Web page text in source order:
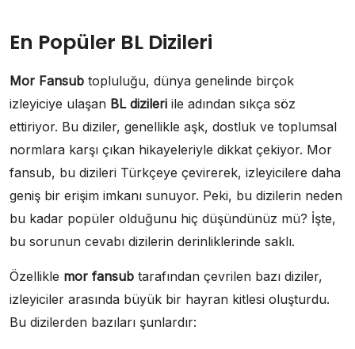
En Popüler BL Dizileri
Mor Fansub topluluğu, dünya genelinde birçok
izleyiciye ulaşan BL dizileri ile adından sıkça söz
ettiriyor. Bu diziler, genellikle aşk, dostluk ve toplumsal
normlara karşı çıkan hikayeleriyle dikkat çekiyor. Mor
fansub, bu dizileri Türkçeye çevirerek, izleyicilere daha
geniş bir erişim imkanı sunuyor. Peki, bu dizilerin neden
bu kadar popüler olduğunu hiç düşündünüz mü? İşte,
bu sorunun cevabı dizilerin derinliklerinde saklı.
Özellikle mor fansub tarafından çevrilen bazı diziler,
izleyiciler arasında büyük bir hayran kitlesi oluşturdu.
Bu dizilerden bazıları şunlardır: